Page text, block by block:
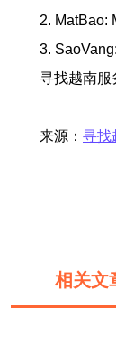
2. MatBao:
3.
寻找越南服
来源： 寻找
相关文